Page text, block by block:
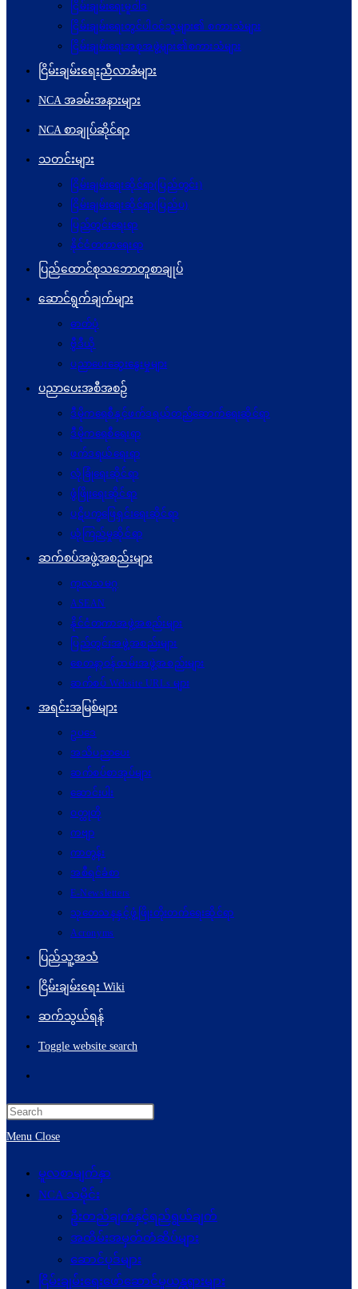
ငြိမ်းချမ်းရေးမူဝါဒ
ငြိမ်းချမ်းရေးတွင်ပါဝင်သူများ၏ စကားသံများ
ငြိမ်းချမ်းရေးအစုအဖွဲ့များ၏စကားသံများ
ငြိမ်းချမ်းရေးညီလာခံများ
NCA အခမ်းအနားများ
NCA စာချုပ်ဆိုင်ရာ
သတင်းများ
ငြိမ်းချမ်းရေးဆိုင်ရာ(ပြည်တွင်း)
ငြိမ်းချမ်းရေးဆိုင်ရာ(ပြည်ပ)
ပြည်တွင်းရေးရာ
နိုင်ငံတကာရေးရာ
ပြည်ထောင်စုသဘောတူစာချုပ်
ဆောင်ရွက်ချက်များ
ဓာတ်ပုံ
ဗွီဒီယို
ပညာပေးဆွေးနွေးမှုများ
ပညာပေးအစီအစဉ်
ဒီမိုကရေစီနှင့်ဖက်ဒရယ်တည်ဆောက်ရေးဆိုင်ရာ
ဒီမိုကရေစီရေးရာ
ဖက်ဒရယ်ရေးရာ
လုံခြုံရေးဆိုင်ရာ
ဖွံဖြိုးရေးဆိုင်ရာ
ပဋိပက္ခ‌ဖြေရှင်းရေးဆိုင်ရာ
ယုံကြည်မှုဆိုင်ရာ
ဆက်စပ်အဖွဲ့အစည်းများ
ကုလသမဂ္ဂ
ASEAN
နိုင်ငံတကာအဖွဲ့အစည်းများ
ပြည်တွင်းအဖွဲ့အစည်းများ
စေတနာ့ဝန်ထမ်းအဖွဲ့အစည်းများ
ဆက်စပ် Website URLs များ
အရင်းအမြစ်များ
ဥပဒေ
အသိပညာပေး
ဆက်စပ်စာအုပ်များ
ဆောင်းပါး
ဝတ္ထုတို
ကဗျာ
ကာတွန်း
အစီရင်ခံစာ
E-Newsletters
သုတေသနနှင့်ဖွံ့ဖြိုးတိုးတက်ရေးဆိုင်ရာ
Acronyms
ပြည်သူ့အသံ
ငြိမ်းချမ်းရေး Wiki
ဆက်သွယ်ရန်
Toggle website search
Menu Close
မူလစာမျက်နှာ
NCA သမိုင်း
ဦးတည်ချက်နှင့်ရည်ရွယ်ချက်
အထိမ်းအမှတ်တံဆိပ်များ
ဆောင်ပုဒ်များ
ငြိမ်းချမ်းရေးဖော်‌ဆောင်မှုယန္တရားများ